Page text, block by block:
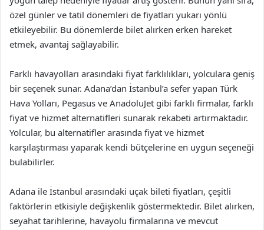
özel günler ve tatil dönemleri de fiyatları yukarı yönlü
etkileyebilir. Bu dönemlerde bilet alırken erken hareket
etmek, avantaj sağlayabilir.
Farklı havayolları arasındaki fiyat farklılıkları, yolculara geniş
bir seçenek sunar. Adana’dan İstanbul’a sefer yapan Türk
Hava Yolları, Pegasus ve AnadoluJet gibi farklı firmalar, farklı
fiyat ve hizmet alternatifleri sunarak rekabeti artırmaktadır.
Yolcular, bu alternatifler arasında fiyat ve hizmet
karşılaştırması yaparak kendi bütçelerine en uygun seçeneği
bulabilirler.
Adana ile İstanbul arasındaki uçak bileti fiyatları, çeşitli
faktörlerin etkisiyle değişkenlik göstermektedir. Bilet alırken,
seyahat tarihlerine, havayolu firmalarına ve mevcut